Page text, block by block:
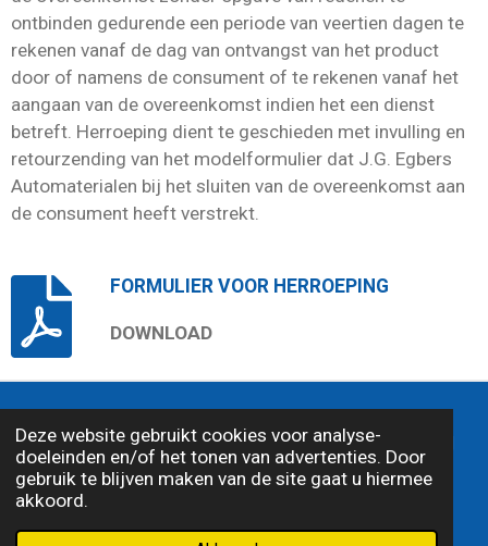
Deze website gebruikt cookies voor analyse-
doeleinden en/of het tonen van advertenties. Door
gebruik te blijven maken van de site gaat u hiermee
akkoord.
ontbinden gedurende een periode van veertien dagen te
rekenen vanaf de dag van ontvangst van het product
door of namens de consument of te rekenen vanaf het
aangaan van de overeenkomst indien het een dienst
betreft. Herroeping dient te geschieden met invulling en
retourzending van het modelformulier dat J.G. Egbers
Automaterialen bij het sluiten van de overeenkomst aan
de consument heeft verstrekt.
FORMULIER VOOR HERROEPING
DOWNLOAD
voorwaarden
| Disclamer|Privacy statemant
Alle genoemde prijzen zijn inclusief 21% BTW